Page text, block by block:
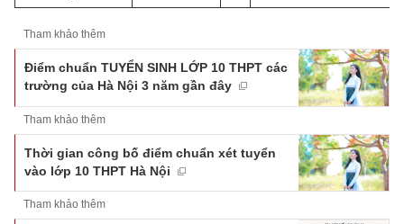
Tham khảo thêm
Điểm chuẩn TUYỂN SINH LỚP 10 THPT các
trường của Hà Nội 3 năm gần đây
Tham khảo thêm
Thời gian công bố điểm chuẩn xét tuyển
vào lớp 10 THPT Hà Nội
Tham khảo thêm